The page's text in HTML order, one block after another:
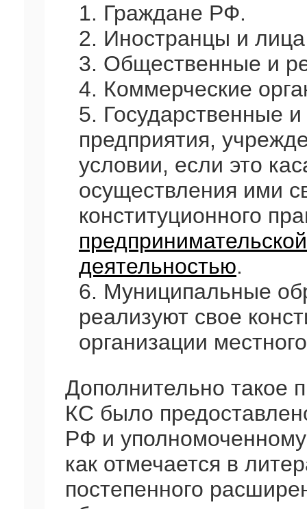
1. Граждане РФ.
2. Иностранцы и
3. Общественные и
4. Коммерческие
5. Государственные
предприятия,
условии, если это
осуществления ими
конституционного
деятельностью.
6. Муниципальные
реализуют свое
организации
Дополнительно такое
КС было
РФ и
как отмечается в
постепенного